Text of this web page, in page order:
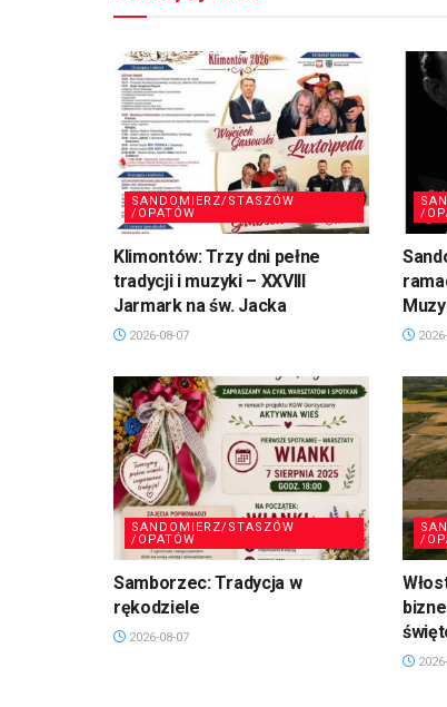
SANDOMIERZ/STASZÓW
/OPATÓW
Klimontów: Trzy dni pełne
tradycji i muzyki – XXVIII
Jarmark na św. Jacka
2026-08-07
/
SANDOMIERZ/STASZÓW
/OPATÓW
Samborzec: Tradycja w
rękodziele
2026-08-07
/